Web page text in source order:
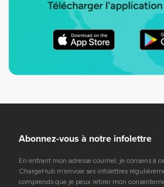
Abonnez-vous à notre infolettre
En entrant mon adresse courriel, je consens à
ChargeHub m’envoie ses infolettres
comprends que je peux retirer mon